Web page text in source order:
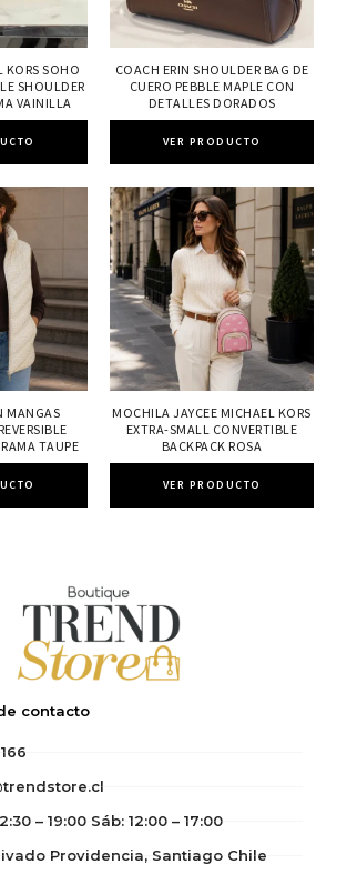
KORS SOHO
SHOULDER
VAINILLA
COACH ERIN SHOULDER BAG DE
CUERO PEBBLE MAPLE CON
DETALLES DORADOS
VER PRODUCTO
MANGAS
TAUPE
MOCHILA JAYCEE MICHAEL KORS
EXTRA-SMALL CONVERTIBLE
BACKPACK ROSA
VER PRODUCTO
contacto
– 19:00 Sáb: 12:00 – 17:00
Providencia, Santiago Chile